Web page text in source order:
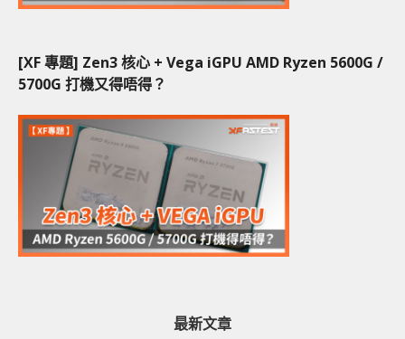
[XF 專題] Zen3 核心 + Vega iGPU AMD Ryzen 5600G /
5700G 打機又得唔得？
最新文章